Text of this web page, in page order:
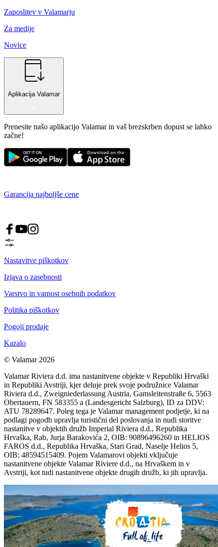
Zaposlitev v Valamarju
Za medije
Novice
Aplikacija Valamar
Prenesite našo aplikacijo Valamar in vaš brezskrben dopust se lahko
začne!
Garancija najboljše cene
Nastavitve piškotkov
Izjava o zasebnosti
Varstvo in varnost osebnih podatkov
Politika piškotkov
Pogoji prodaje
Kazalo
© Valamar 2026
Valamar Riviera d.d. ima nastanitvene objekte v Republiki Hrvaški
in Republiki Avstriji, kjer deluje prek svoje podružnice Valamar
Riviera d.d., Zweigniederlassung Austria, Gamsleitenstraße 6, 5563
Obertauern, FN 583355 a (Landesgericht Salzburg), ID za DDV:
ATU 78289647. Poleg tega je Valamar management podjetje, ki na
podlagi pogodb upravlja turistični del poslovanja in nudi storitve
nastanitve v objektih družb Imperial Riviera d.d., Republika
Hrvaška, Rab, Jurja Barakovića 2, OIB: 90896496260 in HELIOS
FAROS d.d., Republika Hrvaška, Stari Grad, Naselje Helios 5,
OIB: 48594515409. Pojem Valamarovi objekti vključuje
nastanitvene objekte Valamar Riviere d.d., na Hrvaškem in v
Avstriji, kot tudi nastanitvene objekte drugih družb, ki jih upravlja.